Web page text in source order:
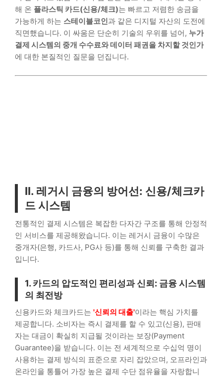
해 온 플라스틱 카드(신용/체크)는 빠르고 저렴한 송금을
가능하게 하는 스테이블코인과 같은 디지털 자산의 도전에
직면했습니다. 이 싸움은 단순히 기술의 우위를 넘어, 누가
결제 시스템의 중개 수수료와 데이터 패권을 차지할 것인가
에 대한 본질적인 질문을 던집니다.
II. 레거시 금융의 방어선: 신용/체크카
드 시스템
전통적인 결제 시스템은 복잡한 다자간 구조를 통해 안정적
인 서비스를 제공해왔습니다. 이는 레거시 금융이 수많은
중개자(은행, 카드사, PG사 등)를 통해 신뢰를 구축한 결과
입니다.
1. 카드의 압도적인 편리성과 신뢰: 금융 시스템
의 최전방
신용카드와 체크카드는 '신뢰의 대출'이라는 핵심 가치를
제공합니다. 소비자는 즉시 결제를 할 수 있고(신용), 판매
자는 대금이 확실히 지급될 것이라는 보장(Payment
Guarantee)을 받습니다. 이는 전 세계적으로 수십억 명이
사용하는 결제 방식의 표준으로 자리 잡았으며, 오프라인과
온라인을 통틀어 가장 높은 결제 수단 점유율을 자랑합니